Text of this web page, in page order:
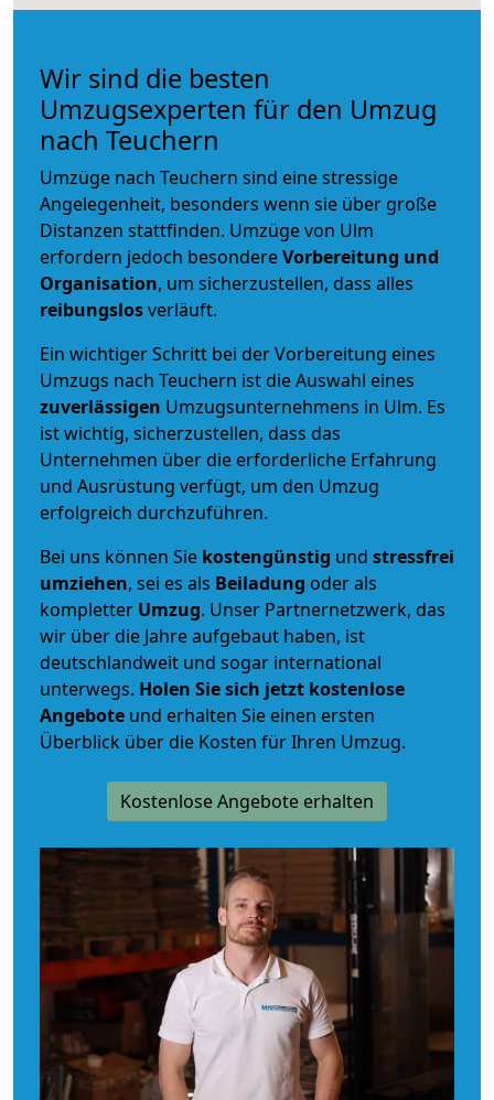
Wir sind die besten
Umzugsexperten für den Umzug
nach Teuchern
Umzüge nach Teuchern sind eine stressige
Angelegenheit, besonders wenn sie über große
Distanzen stattfinden. Umzüge von Ulm
erfordern jedoch besondereVorbereitung und
Organisation, um sicherzustellen, dass alles
reibungslosverläuft.
Ein wichtiger Schritt bei der Vorbereitung eines
Umzugs nach Teuchern ist die Auswahl eines
zuverlässigen Umzugsunternehmens in Ulm. Es
ist wichtig, sicherzustellen, dass das
Unternehmen über die erforderliche Erfahrung
und Ausrüstung verfügt, um den Umzug
erfolgreich durchzuführen.
Bei uns können Sie kostengünstig und stressfrei
umziehen, sei es als Beiladung oder als
kompletter Umzug. Unser Partnernetzwerk, das
wir über die Jahre aufgebaut haben, ist
deutschlandweit und sogar international
unterwegs. Holen Sie sich jetzt kostenlose
Angebote und erhalten Sie einen ersten
Überblick über die Kosten für Ihren Umzug.
Kostenlose Angebote erhalten